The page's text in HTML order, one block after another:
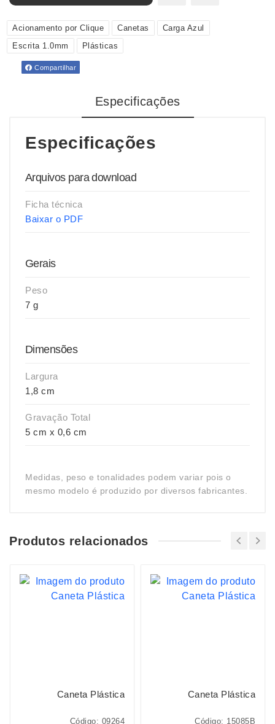
Acionamento por Clique Canetas
Carga Azul
Escrita 1.0mm
Plásticas
Compartilhar
Especificações
Especificações
Arquivos para download
Ficha técnica
Baixar o PDF
Gerais
Peso
7 g
Dimensões
Largura
1,8 cm
Gravação Total
5 cm x 0,6 cm
Medidas, peso e tonalidades podem variar pois o
mesmo modelo é produzido por diversos fabricantes.
Produtos relacionados
Caneta Plástica
Código: 09264
Caneta Plástica
Código: 15085B